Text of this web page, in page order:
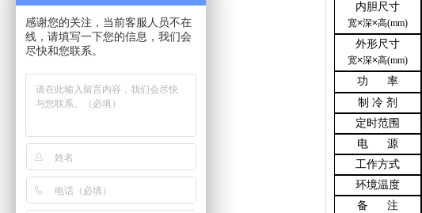
内胆尺寸
宽×深×高(mm)
外形尺寸
宽×深×高(mm)
功 率
制 冷 剂
定时范围
电
源
工作方式
环境温度
备
注
感谢您的关注，当前客服人员不在
线，请填写一下您的信息，我们会
尽快和您联系。